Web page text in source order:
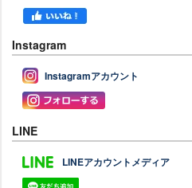
Instagram
Instagramアカウント
LINE
LINEアカウントメディア